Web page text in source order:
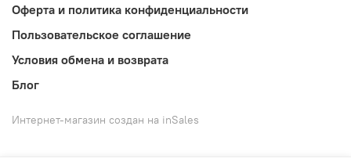
Оферта и политика конфиденциальности
Пользовательское соглашение
Условия обмена и возврата
Блог
Интернет-магазин создан на inSales